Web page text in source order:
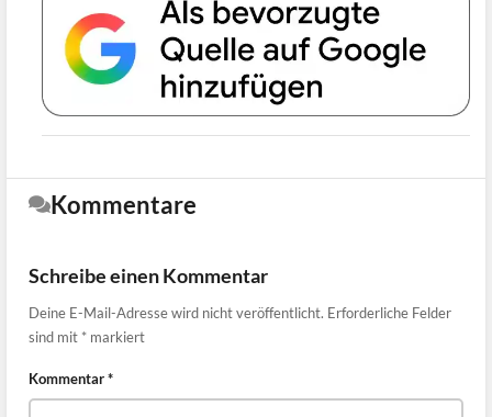
Kommentare
Schreibe einen Kommentar
Deine E-Mail-Adresse wird nicht veröffentlicht. Erforderliche Felder
sind mit * markiert
Kommentar*